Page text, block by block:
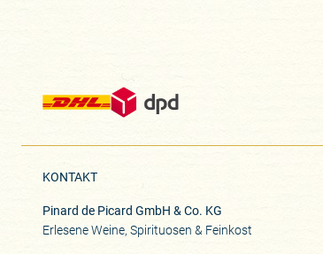
KONTAKT
Pinard de Picard GmbH & Co. KG
Erlesene Weine, Spirituosen & Feinkost